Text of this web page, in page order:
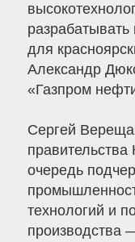
для
Александр
«Газпром
Сергей
правительства
очередь
технологий и
производства